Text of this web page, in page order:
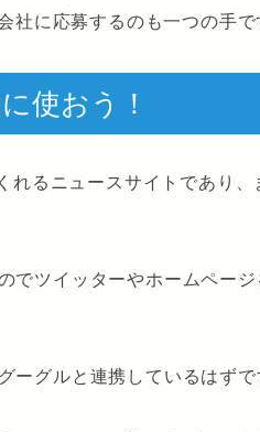
に応募するのも一つの手で
使おう！
れるニュースサイトであり、
でツイッターやホームページ
ーグルと連携しているはずで